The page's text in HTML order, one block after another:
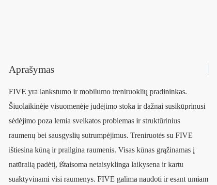
Aprašymas
FIVE yra lankstumo ir mobilumo treniruoklių pradininkas.
Šiuolaikinėje visuomenėje judėjimo stoka ir dažnai susikūprinusi
sėdėjimo poza lemia sveikatos problemas ir struktūrinius
raumenų bei sausgyslių sutrumpėjimus. Treniruotės su FIVE
ištiesina kūną ir prailgina raumenis. Visas kūnas grąžinamas į
natūralią padėtį, ištaisoma netaisyklinga laikysena ir kartu
suaktyvinami visi raumenys. FIVE galima naudoti ir esant ūmiam